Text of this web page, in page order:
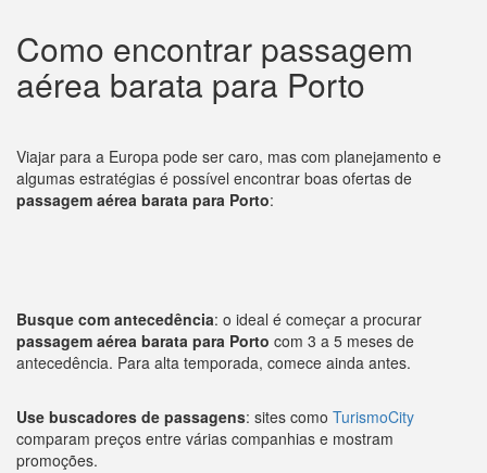
Como encontrar passagem
aérea barata para Porto
Viajar para a Europa pode ser caro, mas com planejamento e
algumas estratégias é possível encontrar boas ofertas de
passagem aérea barata para Porto:
Busque com antecedência: o ideal é começar a procurar
passagem aérea barata para Porto com 3 a 5 meses de
antecedência. Para alta temporada, comece ainda antes.
Use buscadores de passagens: sites como TurismoCity
comparam preços entre várias companhias e mostram
promoções.